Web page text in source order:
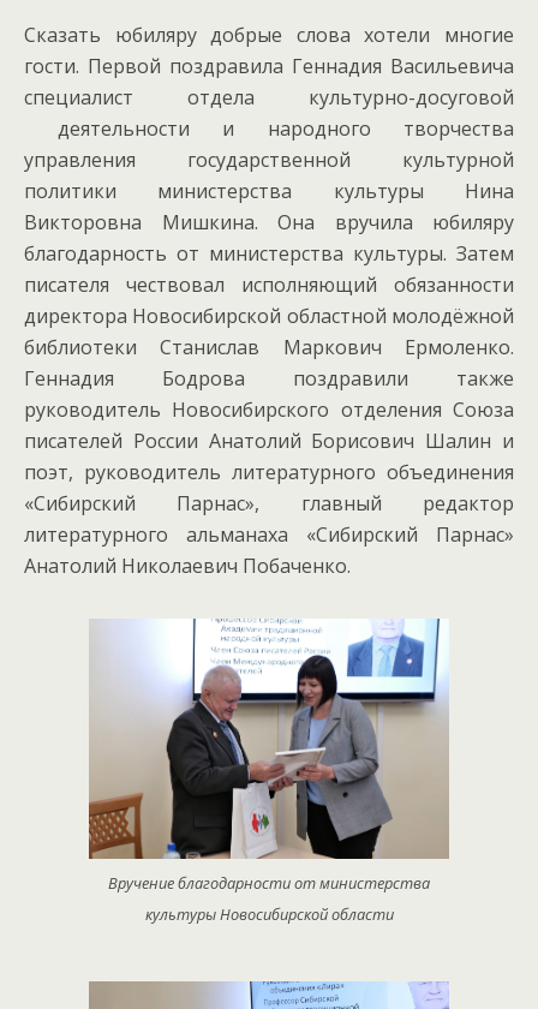
Сказать юбиляру добрые слова хотели многие
гости. Первой поздравила Геннадия Васильевича
специалист отдела культурно-досуговой
деятельности и народного творчества
управления государственной культурной
политики министерства культуры Нина
Викторовна Мишкина. Она вручила юбиляру
благодарность от министерства культуры. Затем
писателя чествовал исполняющий обязанности
директора Новосибирской областной молодёжной
библиотеки Станислав Маркович Ермоленко.
Геннадия Бодрова поздравили также
руководитель Новосибирского отделения Союза
писателей России Анатолий Борисович Шалин и
поэт, руководитель литературного объединения
«Сибирский Парнас», главный редактор
литературного альманаха «Сибирский Парнас»
Анатолий Николаевич Побаченко.
Вручение благодарности от министерства
культуры Новосибирской области